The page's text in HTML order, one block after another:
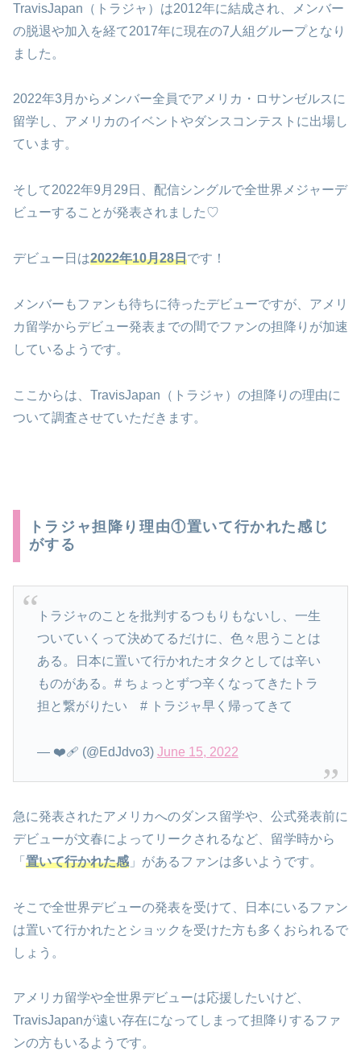
TravisJapan （トラジャ）は2012年に結成され、メンバー
の脱退や加入を経て2017年に現在の7 人組グループとなり
ました。
2022年3月からメンバー全員でアメリカ・ロサンゼルスに
留学し、アメリカのイベントやダンスコンテストに出場し
ています。
そして2022年9 月 29 日、配信シングルで全世界メジャーデ
ビューすることが発表されました♡
デビュー日は2022年10月28日です！
メンバーもファンも待ちに待ったデビューですが、アメリ
カ留学からデビュー発表までの間でファンの担降りが加速
しているようです。
ここからは、 TravisJapan （トラジャ）の担降りの理由に
ついて調査させていただきます。
トラジャ担降り理由①置いて行かれた感じ
がする
トラジャのことを批判するつもりもないし、一生
ついていくって決めてるだけに、色々思うことは
ある。日本に置いて行かれたオタクとしては辛い
ものがある。# ちょっとずつ辛くなってきたトラ
担と繋がりたい # トラジャ早く帰ってきて
— ❤️‍🩹 (@EdJdvo3) June 15, 2022
急に発表されたアメリカへのダンス留学や、公式発表前に
デビューが文春によってリークされるなど、留学時から
「 置いて行かれた感 」があるファンは多いようです。
そこで全世界デビューの発表を受けて、日本にいるファン
は置いて行かれたとショックを受けた方も多くおられるで
しょう。
アメリカ留学や全世界デビューは応援したいけど、
TravisJapanが遠い存在になってしまって担降りするファ
ンの方もいるようです。